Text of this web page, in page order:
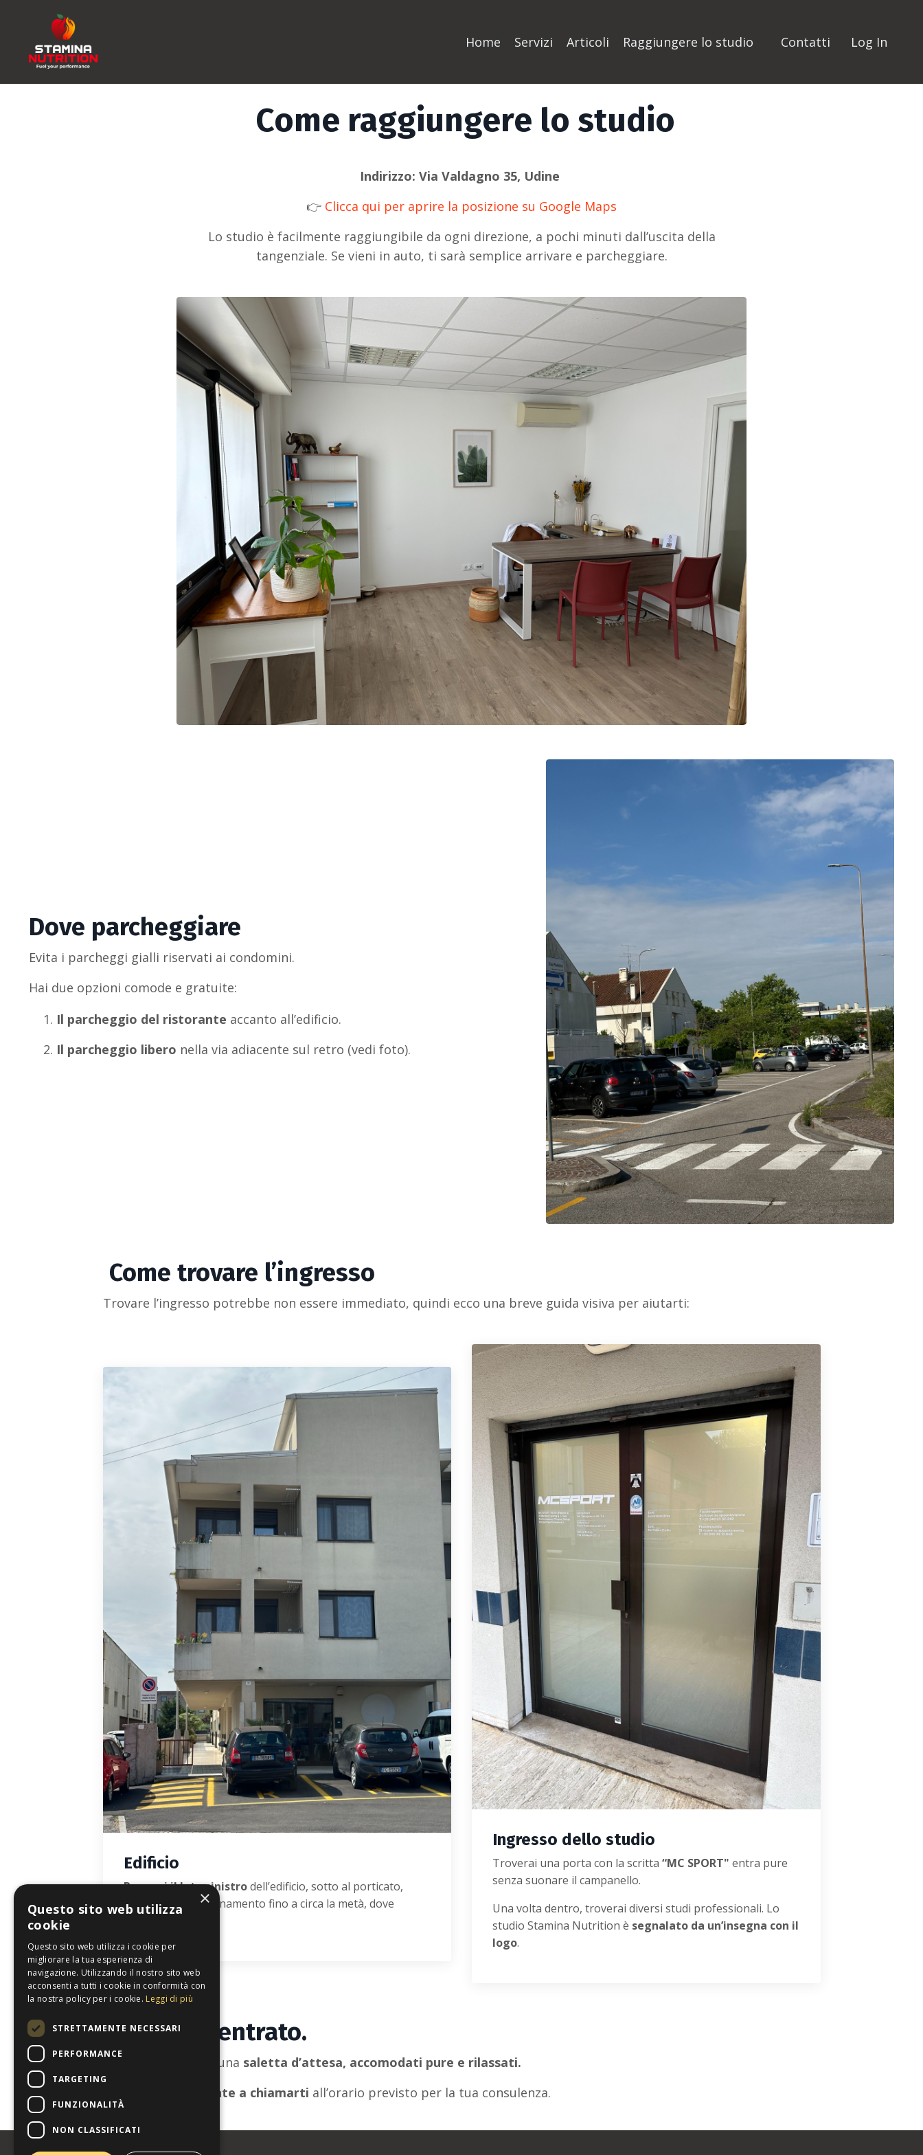
Home Servizi Articoli Raggiungere lo studio Contatti Log In
Come raggiungere lo studio
Indirizzo: Via Valdagno 35, Udine
👉 Clicca qui per aprire la posizione su Google Maps
Lo studio è facilmente raggiungibile da ogni direzione, a pochi minuti dall’uscita della
tangenziale. Se vieni in auto, ti sarà semplice arrivare e parcheggiare.
Dove parcheggiare
Evita i parcheggi gialli riservati ai condomini.
Hai due opzioni comode e gratuite:
Il parcheggio del ristorante accanto all’edificio.
Il parcheggio libero nella via adiacente sul retro (vedi foto).
Come trovare l’ingresso
Trovare l’ingresso potrebbe non essere immediato, quindi ecco una breve guida visiva per aiutarti:
Edificio
Percorri il lato sinistrodell’edificio, sotto al porticato,
seguendo il camminamento fino a circa la metà, dove
Ingresso dello studio
Troverai una porta con la scritta “MC SPORT" entra pure
senza suonare il campanello.
Una volta dentro, troverai diversi studi professionali. Lo
studio Stamina Nutrition è segnalato da un’insegna con il
logo.
Una volta entrato.
All’interno troverai una saletta d’attesa, accomodati pure e rilassati.
Verrò personalmente a chiamarti all’orario previsto per la tua consulenza.